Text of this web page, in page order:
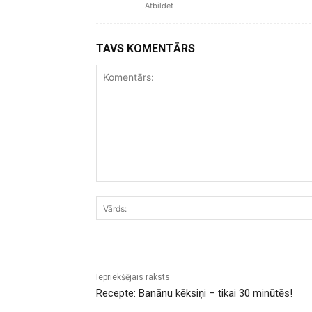
Atbildēt
TAVS KOMENTĀRS
Iepriekšējais raksts
Recepte: Banānu kēksiņi – tikai 30 minūtēs!